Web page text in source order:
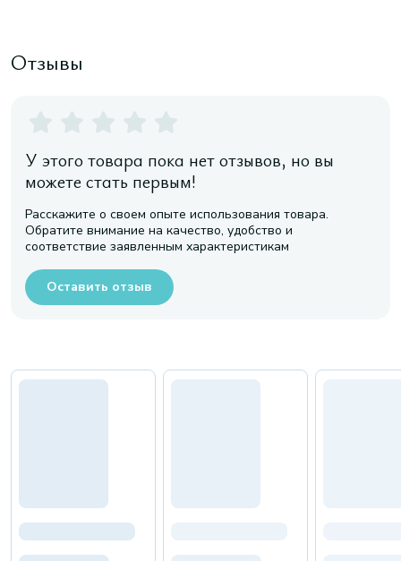
Отзывы
У этого товара пока нет отзывов, но вы
можете стать первым!
Расскажите о своем опыте использования товара.
Обратите внимание на качество, удобство и
соответствие заявленным характеристикам
Оставить отзыв